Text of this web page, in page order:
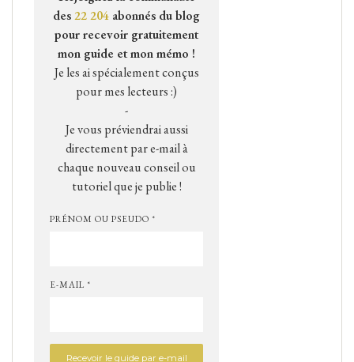
des22 204 abonnés du blog
pour recevoir gratuitement
mon guide et mon mémo !
Je les ai spécialement conçus
pour mes lecteurs :)
-
Je vous préviendrai aussi
directement par e-mail à
chaque nouveau conseil ou
tutoriel que je publie !
PRÉNOM OU PSEUDO *
E-MAIL *